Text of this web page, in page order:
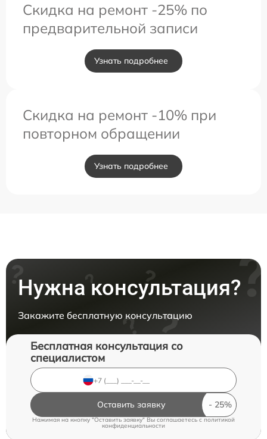
Скидка на ремонт -25% по
предварительной записи
Узнать подробнее
Скидка на ремонт -10% при
повторном обращении
Узнать подробнее
Нужна консультация?
Закажите бесплатную консультацию
Бесплатная консультация со
специалистом
Оставить заявку
Нажимая на кнопку "Оставить заявку" Вы соглашаетесь c политикой
конфиденциальности